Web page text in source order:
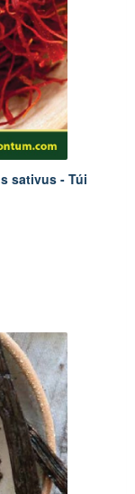
sativus - Túi